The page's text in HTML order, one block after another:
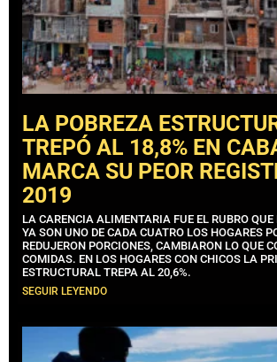
LA POBREZA
TREPÓ AL 18,8% EN
MARCA SU PEOR
2019
LA CARENCIA ALIMENTARIA FUE EL RUBRO
YA SON UNO DE CADA CUATRO LOS HOGARES
REDUJERON PORCIONES, CAMBIARON LO QUE
COMIDAS. EN LOS HOGARES CON CHICOS LA
ESTRUCTURAL TREPA AL 20,6%.
SEGUIR LEYENDO